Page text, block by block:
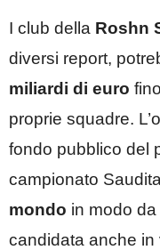
I club della Roshn
diversi report,
miliardi di euro
proprie squadre.
fondo pubblico del
campionato Saudita
mondo in modo
candidata anche in